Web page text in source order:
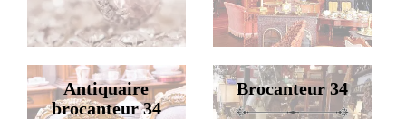
Antiquaire
brocanteur 34
Brocanteur 34